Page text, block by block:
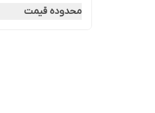
محدوده قیمت